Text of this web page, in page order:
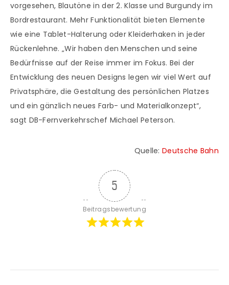
vorgesehen, Blautöne in der 2. Klasse und Burgundy im
Bordrestaurant. Mehr Funktionalität bieten Elemente
wie eine Tablet-Halterung oder Kleiderhaken in jeder
Rückenlehne. „Wir haben den Menschen und seine
Bedürfnisse auf der Reise immer im Fokus. Bei der
Entwicklung des neuen Designs legen wir viel Wert auf
Privatsphäre, die Gestaltung des persönlichen Platzes
und ein gänzlich neues Farb- und Materialkonzept“,
sagt DB-Fernverkehrschef Michael Peterson.
Quelle:Deutsche Bahn
5
Beitragsbewertung